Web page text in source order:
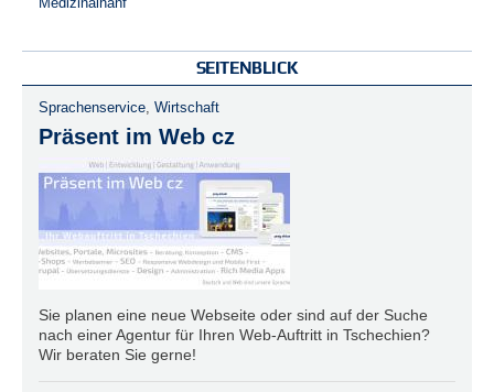
SEITENBLICK
Sprachenservice Wirtschaft
Präsent im Web cz
Sie planen eine neue Webseite oder sind auf der Suche
nach einer Agentur für Ihren Web-Auftritt in Tschechien?
Wir beraten Sie gerne!